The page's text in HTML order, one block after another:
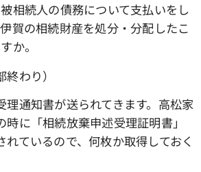
相続人の債務について支払いをし
賀の相続財産を処分・分配したこ
か。
わり）
通知書が送られてきます。高松家
に「相続放棄申述受理証明書」
れているので、何枚か取得しておく